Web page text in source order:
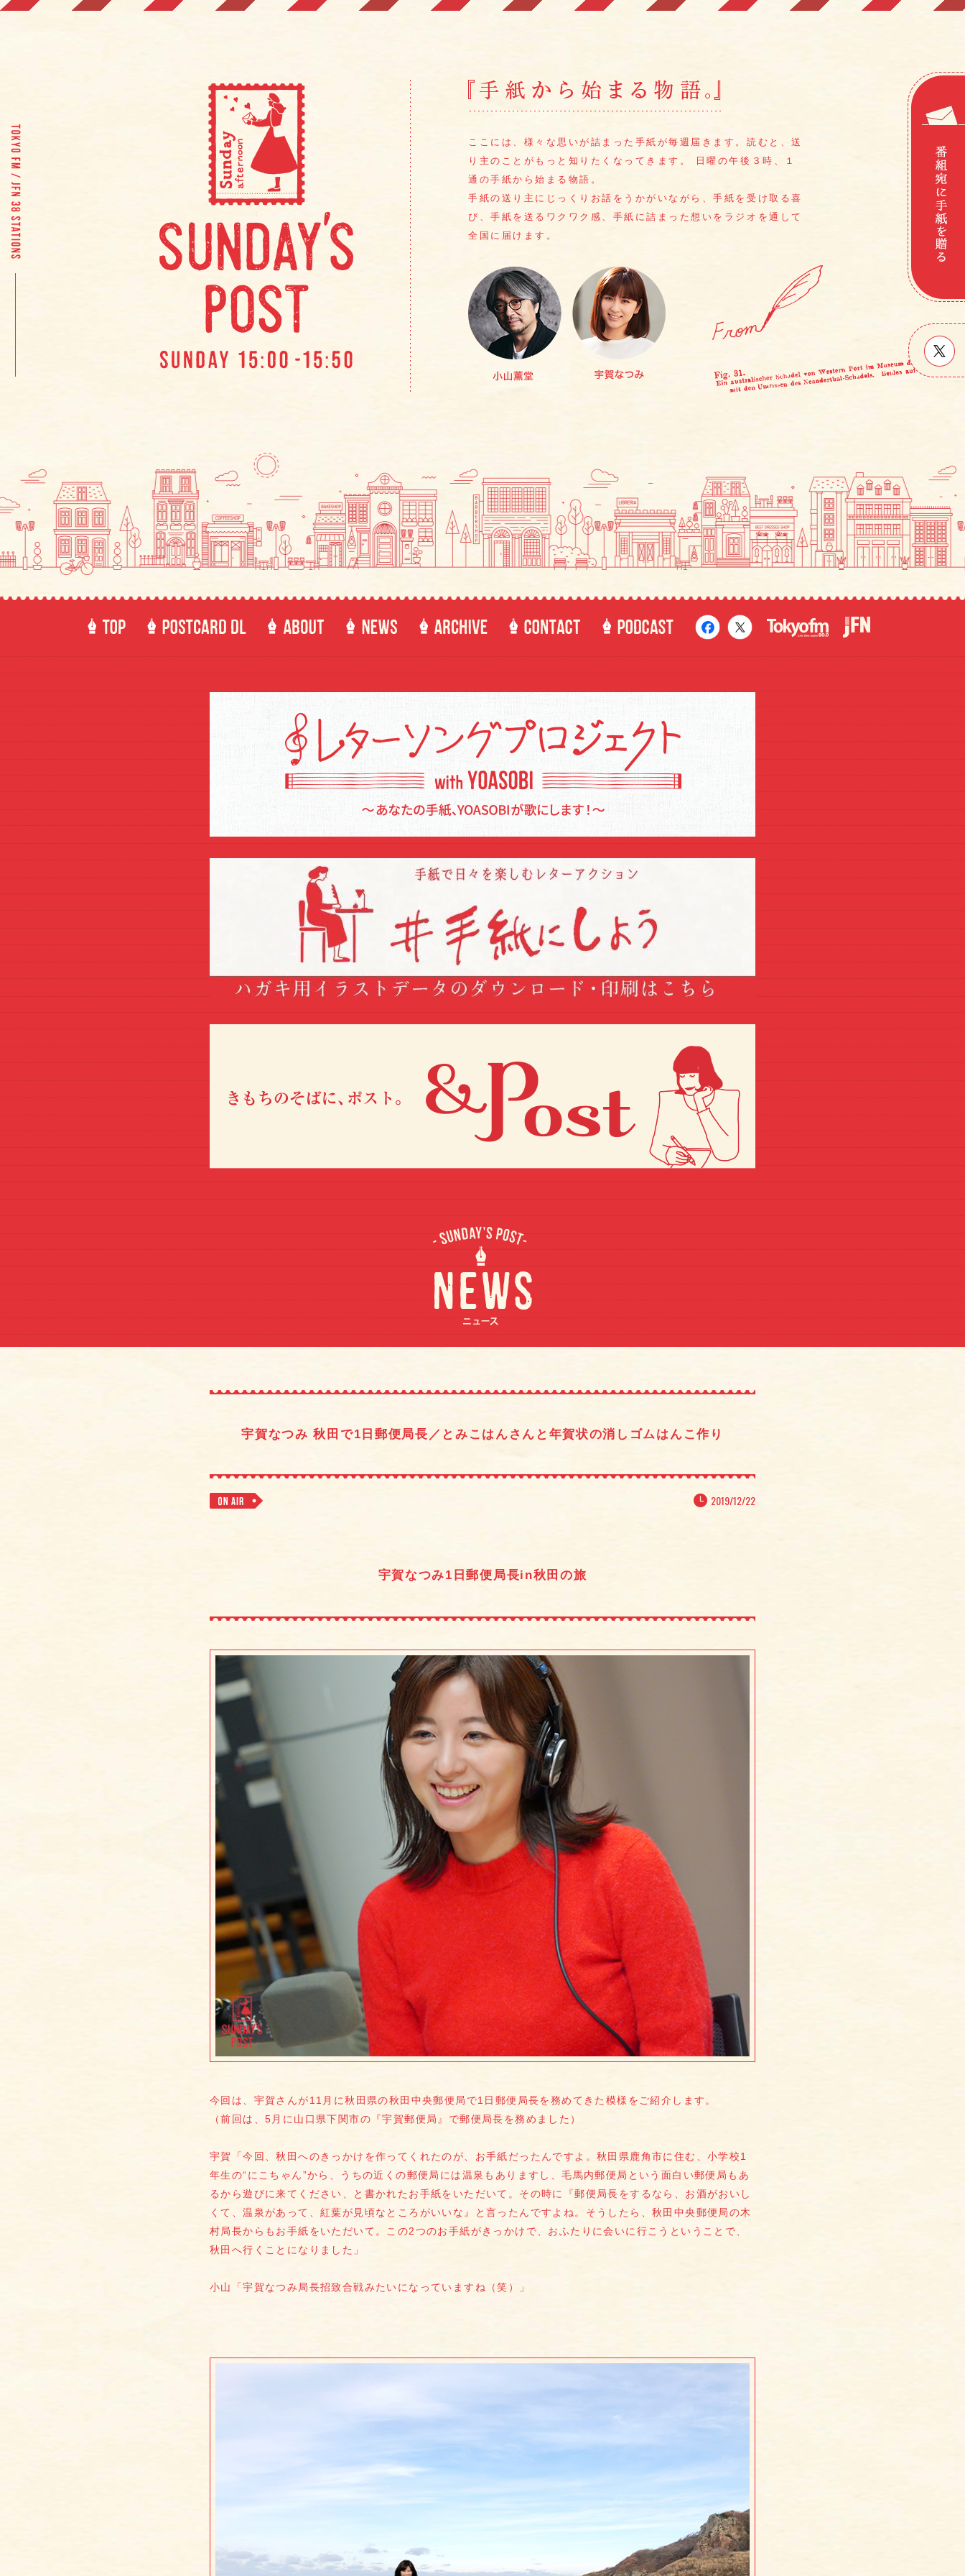
ここには、様々な思いが詰まった手紙が毎週届きます。 読むと、送
り主のことがもっと知りたくなってきます。
日曜の午後３時、１
通の手紙から始まる物語。
手紙の送り主にじっくりお話をうかがいながら、手紙を受け取る喜
び、手紙を送るワクワク感、 手紙に詰まった想いをラジオを通して
全国に届けます。
宇賀なつみ 秋田で1日郵便局長／とみこはんさんと年賀状の消しゴムはんこ作り
2019/12/22
宇賀なつみ1日郵便局長in秋田の旅
今回は、宇賀さんが11月に秋田県の秋田中央郵便局で1日郵便局長を務めてきた模様をご紹介します。
（前回は、5月に山口県下関市の『宇賀郵便局』で郵便局長を務めました）
宇賀「今回、秋田へのきっかけを作ってくれたのが、お手紙だったんですよ。秋田県鹿角市に住む、小学校1
年生の“にこちゃん”から、うちの近くの郵便局には温泉もありますし、毛馬内郵便局という面白い郵便局もあ
るから遊びに来てください、と書かれたお手紙をいただいて。その時に『郵便局長をするなら、お酒がおいし
くて、温泉があって、紅葉が見頃なところがいいな』と言ったんですよね。そうしたら、秋田中央郵便局の木
村局長からもお手紙をいただいて。この2つのお手紙がきっかけで、おふたりに会いに行こうということで、
秋田へ行くことになりました」
小山「宇賀なつみ局長招致合戦みたいになっていますね（笑）」